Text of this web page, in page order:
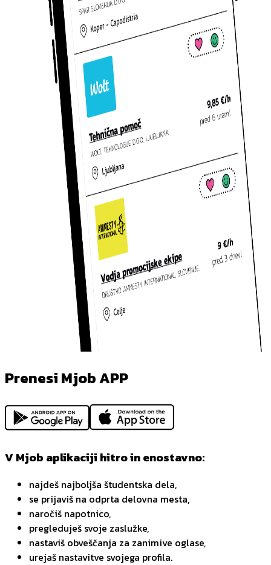
Prenesi Mjob APP
V Mjob aplikaciji hitro in enostavno:
najdeš najboljša študentska dela,
se prijaviš na odprta delovna mesta,
naročiš napotnico,
pregleduješ svoje zaslužke,
nastaviš obveščanja za zanimive oglase,
urejaš nastavitve svojega profila.